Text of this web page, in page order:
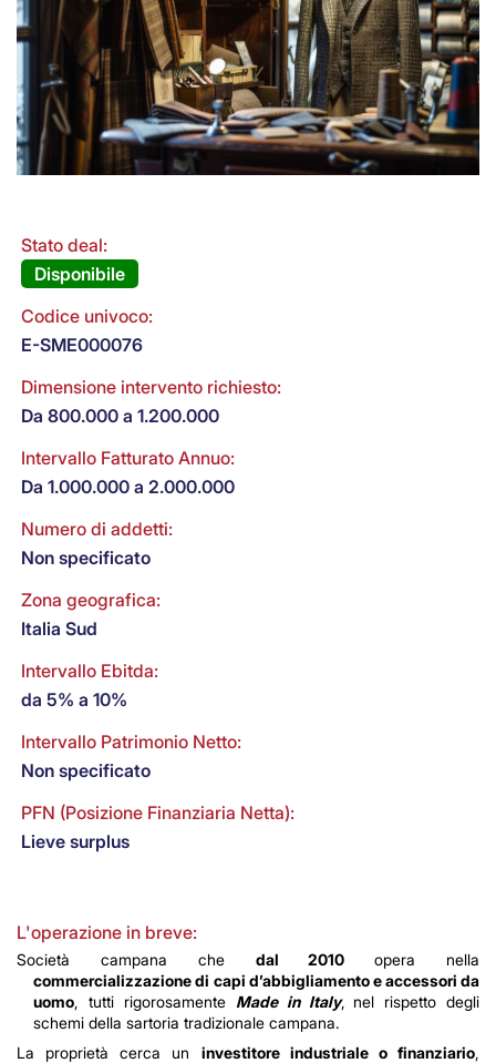
Stato deal:
Disponibile
Codice univoco:
E-SME000076
Dimensione intervento richiesto:
Da 800.000 a 1.200.000
Intervallo Fatturato Annuo:
Da 1.000.000 a 2.000.000
Numero di addetti:
Non specificato
Zona geografica:
Italia Sud
Intervallo Ebitda:
da 5% a 10%
Intervallo Patrimonio Netto:
Non specificato
PFN (Posizione Finanziaria Netta):
Lieve surplus
L'operazione in breve:
Società campana che dal 2010opera nella
commercializzazione di capi d’abbigliamento e accessori da
uomo, tutti rigorosamente Made in Italy, nel rispetto degli
schemi della sartoriatradizionale campana.
La proprietà cerca un investitore industriale o finanziario,